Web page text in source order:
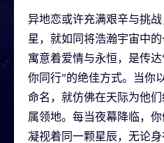
异地恋或许充满艰辛与挑
星，就如同将浩瀚宇宙中
寓意着爱情与永恒，是传
你同行”的绝佳方式。当你
命名，就仿佛在天际为他
属领地。每当夜幕降临，
凝视着同一颗星辰，无论